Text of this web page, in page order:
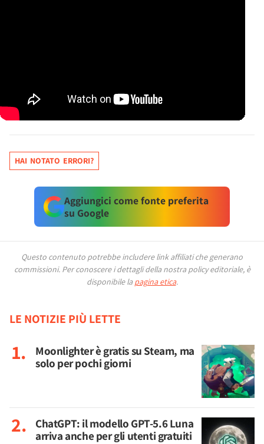
HAI NOTATO ERRORI?
Aggiungici come fonte preferita
su Google
Questo contenuto potrebbe includere link affiliati che generano
commissioni. Per conoscere i dettagli della nostra policy editoriale, è
disponibile la pagina etica.
LE NOTIZIE PIÙ LETTE
Moonlighter è gratis su Steam, ma
solo per pochi giorni
ChatGPT: il modello GPT-5.6 Luna
arriva anche per gli utenti gratuiti